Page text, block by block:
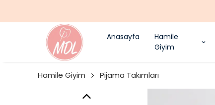
Anasayfa
Hamile
Giyim
Hamile Giyim Pijama Takımları